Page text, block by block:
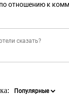
отношению к